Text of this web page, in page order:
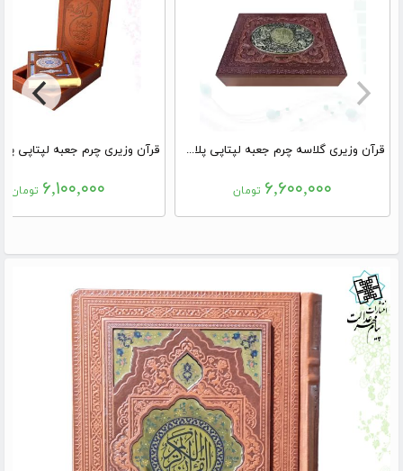
قرآن وزیری گلاسه چرم جعبه لپتاپی پلاک فلزی طرح مس نفیس
۶,۶۰۰,۰۰۰ تومان ۶,۱۰۰,۰۰۰ تومان